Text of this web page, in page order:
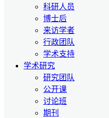
科研人员
博士后
来访学者
行政团队
学术支持
学术研究
研究团队
公开课
讨论班
期刊